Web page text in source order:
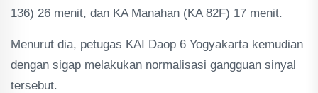
136) 26 menit, dan KA Manahan (KA 82F) 17 menit.
Menurut dia, petugas KAI Daop 6 Yogyakarta kemudian
dengan sigap melakukan normalisasi gangguan sinyal
tersebut.